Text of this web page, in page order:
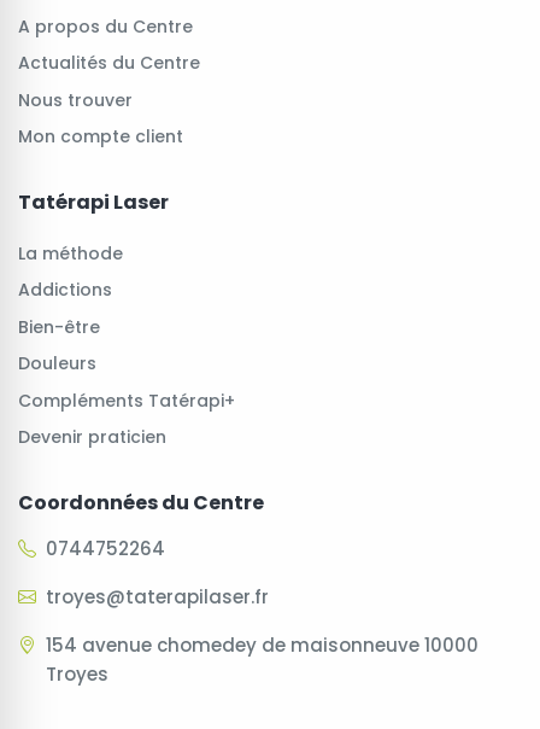
A propos du Centre
Actualités du Centre
Nous trouver
Mon compte client
Tatérapi Laser
La méthode
Addictions
Bien-être
Douleurs
Compléments Tatérapi+
Devenir praticien
Coordonnées du Centre
0744752264
troyes@taterapilaser.fr
154 avenue chomedey de maisonneuve 10000
Troyes